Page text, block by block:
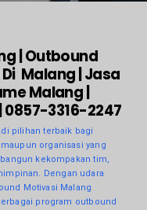
| Outbound
Malang | Jasa
Malang |
3316-2247
pilihan terbaik bagi
organisasi yang
kekompakan tim,
Dengan udara
Motivasi Malang
program outbound